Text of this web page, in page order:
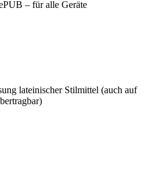
– für alle Geräte
lateinischer Stilmittel (auch auf